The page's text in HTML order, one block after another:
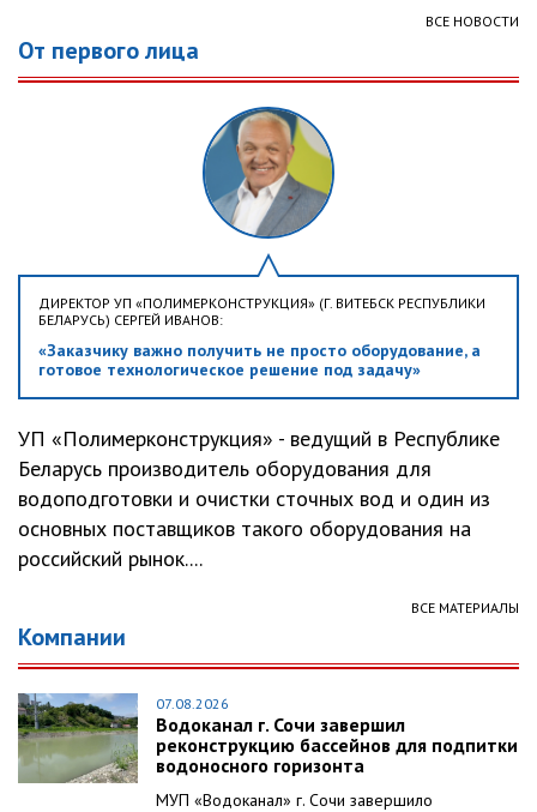
ВСЕ НОВОСТИ
От первого лица
ДИРЕКТОР УП «ПОЛИМЕРКОНСТРУКЦИЯ» (Г. ВИТЕБСК РЕСПУБЛИКИ
БЕЛАРУСЬ) СЕРГЕЙ ИВАНОВ:
«Заказчику важно получить не просто оборудование, а
готовое технологическое решение под задачу»
УП «Полимерконструкция» - ведущий в Республике
Беларусь производитель оборудования для
водоподготовки и очистки сточных вод и один из
основных поставщиков такого оборудования на
российский рынок....
ВСЕ МАТЕРИАЛЫ
Компании
07.08.2026
Водоканал г. Сочи завершил
реконструкцию бассейнов для подпитки
водоносного горизонта
МУП «Водоканал» г. Сочи завершило